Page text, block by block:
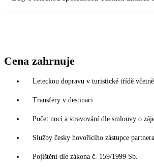
Cena zahrnuje
Leteckou dopravu v turistické třídě
Transfery v destinaci
Počet nocí a stravování dle smlouvy o
Služby česky hovořícího zástupce
Pojištění dle zákona č. 159/1999 Sb.